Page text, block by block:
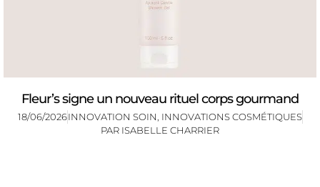
Fleur’s signe un nouveau rituel corps gourmand
18/06/2026INNOVATION SOIN, INNOVATIONS COSMÉTIQUES
PAR ISABELLE CHARRIER